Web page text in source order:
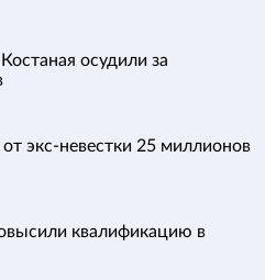
осудили за
экс-невестки 25 миллионов
квалификацию в